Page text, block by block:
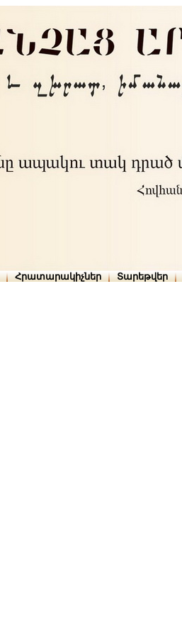
Հրատարակիչներ Տարեթվեր